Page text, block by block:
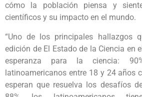
cómo la población piensa y
científicos y su impacto en el mundo.
“Uno de los principales hallazgos
edición de El Estado de la Ciencia en
esperanza para la ciencia:
latinoamericanos entre 18 y 24 años
esperan que resuelva los desafíos